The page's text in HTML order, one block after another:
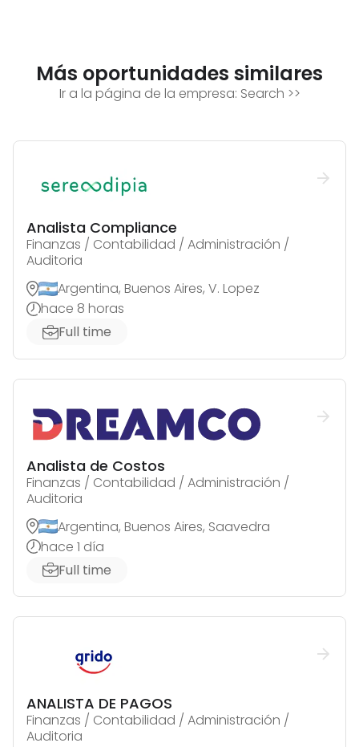
Más oportunidades similares
Ir a la página de la empresa: Search >>
Analista Compliance
Finanzas / Contabilidad / Administración /
Auditoria
Argentina, Buenos Aires, V. Lopez
hace 8 horas
Full time
Analista de Costos
Finanzas / Contabilidad / Administración /
Auditoria
Argentina, Buenos Aires, Saavedra
hace 1 día
Full time
ANALISTA DE PAGOS
Finanzas / Contabilidad / Administración /
Auditoria